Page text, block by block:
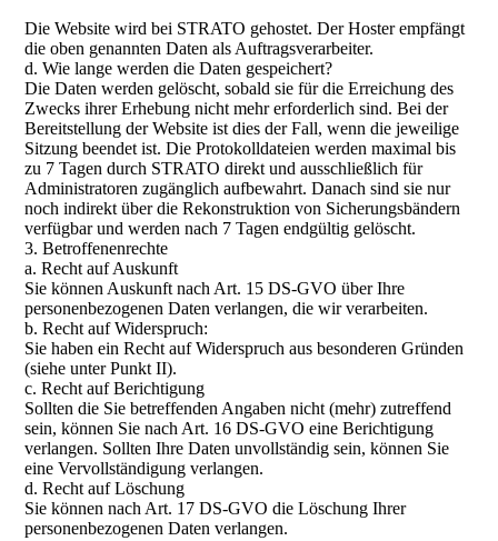
Die Website wird bei STRATO gehostet. Der Hoster empfängt
die oben genannten Daten als Auftragsverarbeiter.
d. Wie lange werden die Daten gespeichert?
Die Daten werden gelöscht, sobald sie für die Erreichung des
Zwecks ihrer Erhebung nicht mehr erforderlich sind. Bei der
Bereitstellung der Website ist dies der Fall, wenn die jeweilige
Sitzung beendet ist. Die Protokolldateien werden maximal bis
zu 7 Tagen durch STRATO direkt und ausschließlich für
Administratoren zugänglich aufbewahrt. Danach sind sie nur
noch indirekt über die Rekonstruktion von Sicherungsbändern
verfügbar und werden nach 7 Tagen endgültig gelöscht.
3. Betroffenenrechte
a. Recht auf Auskunft
Sie können Auskunft nach Art. 15 DS-GVO über Ihre
personenbezogenen Daten verlangen, die wir verarbeiten.
b. Recht auf Widerspruch:
Sie haben ein Recht auf Widerspruch aus besonderen Gründen
(siehe unter Punkt II).
c. Recht auf Berichtigung
Sollten die Sie betreffenden Angaben nicht (mehr) zutreffend
sein, können Sie nach Art. 16 DS-GVO eine Berichtigung
verlangen. Sollten Ihre Daten unvollständig sein, können Sie
eine Vervollständigung verlangen.
d. Recht auf Löschung
Sie können nach Art. 17 DS-GVO die Löschung Ihrer
personenbezogenen Daten verlangen.